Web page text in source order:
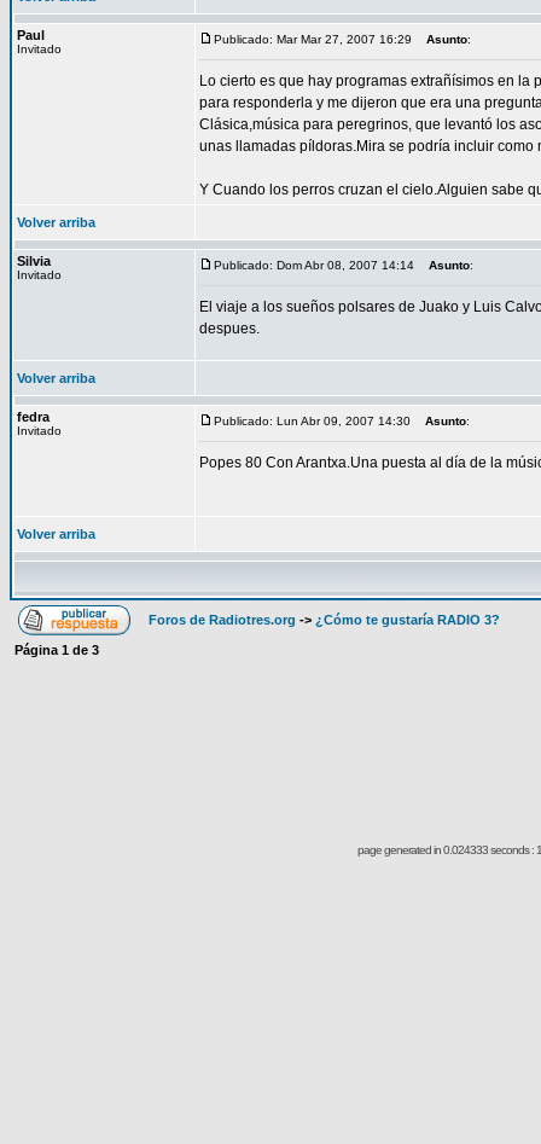
Paul
Invitado
Publicado: Mar Mar 27, 2007 16:29 Asunto:
Lo cierto es que hay programas extrañísimos en
para responderla y me dijeron que era una
Clásica,música para peregrinos, que levantó los
unas llamadas píldoras.Mira se podría incluir como
Y Cuando los perros cruzan el cielo.Alguien sabe
Volver arriba
Silvia
Invitado
Publicado: Dom Abr 08, 2007 14:14 Asunto:
El viaje a los sueños polsares de Juako y Luis
despues.
Volver arriba
fedra
Invitado
Publicado: Lun Abr 09, 2007 14:30 Asunto:
Popes 80 Con Arantxa.Una puesta al día de la
Volver arriba
Foros de Radiotres.org -> ¿Cómo te gustaría RADIO 3?
Página 1 de 3
page generated in 0.024333 seconds :